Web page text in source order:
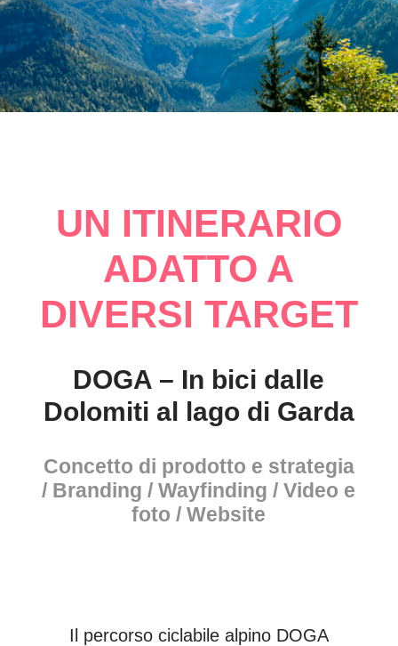
UN ITINERARIO
ADATTO A
DIVERSI TARGET
DOGA – In bici dalle
Dolomiti al lago di Garda
Concetto di prodotto e strategia
/ Branding / Wayfinding / Video e
foto / Website
Il percorso ciclabile alpino DOGA